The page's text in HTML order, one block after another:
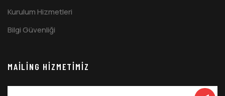
Kurulum Hizmetleri
Bilgi Güvenliği
MAILING HIZMETIMIZ